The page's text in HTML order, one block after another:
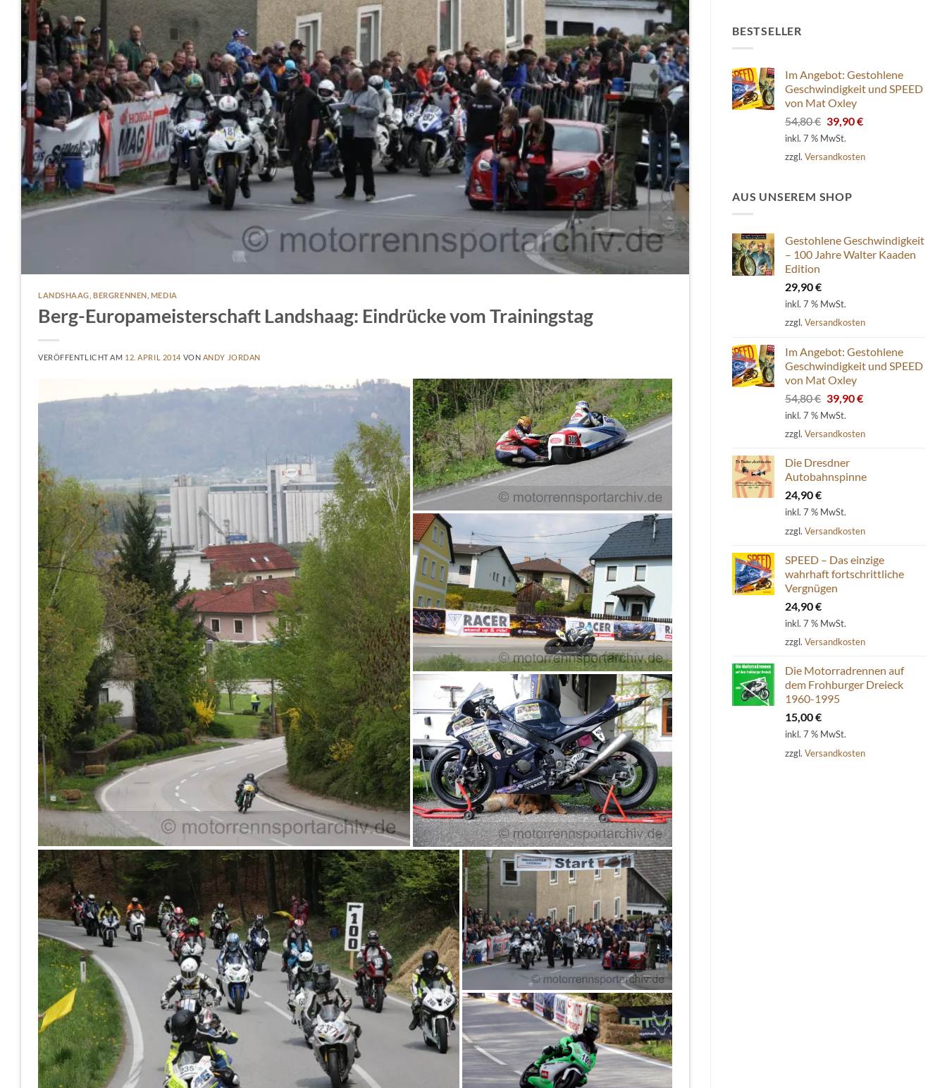
LANDSHAAG, BERGRENNEN MEDIA
Berg-Europameisterschaft Landshaag: Eindrücke vom Trainingstag
VERÖFFENTLICHT AM 12. APRIL 2014 VON ANDY JORDAN
BESTSELLER
Im Angebot: Gestohlene
Geschwindigkeit und SPEED
von Mat Oxley
54,80€ Ursprünglicher
Preis
war:
54,80 €
39,90€Aktueller
39,90 €.
inkl. 7 % MwSt.
zzgl. Versandkosten
AUS UNSEREM SHOP
Gestohlene Geschwindigkeit
– 100 Jahre Walter Kaaden
Edition
29,90€
inkl. 7 % MwSt.
zzgl. Versandkosten
Im Angebot: Gestohlene
Geschwindigkeit und SPEED
von Mat Oxley
54,80€ Ursprünglicher
Preis
54,80 €
39,90€Aktueller
39,90 €.
inkl. 7 % MwSt.
zzgl. Versandkosten
Die Dresdner
Autobahnspinne
24,90€
inkl. 7 % MwSt.
zzgl. Versandkosten
SPEED – Das einzige
wahrhaft fortschrittliche
Vergnügen
24,90€
inkl. 7 % MwSt.
zzgl. Versandkosten
Die Motorradrennen auf
dem Frohburger Dreieck
1960-1995
15,00€
inkl. 7 % MwSt.
zzgl. Versandkosten